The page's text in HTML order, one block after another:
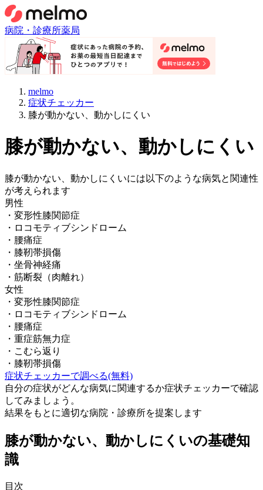
病院・診療所薬局
melmo
症状チェッカー
膝が動かない、動かしにくい
膝が動かない、動かしにくい
膝が動かない、動かしにくいには以下のような病気と関連性
が考えられます
男性
・ 変形性膝関節症
・ ロコモティブシンドローム
・ 腰痛症
・ 膝靭帯損傷
・ 坐骨神経痛
・ 筋断裂（肉離れ）
女性
・ 変形性膝関節症
・ ロコモティブシンドローム
・ 腰痛症
・ 重症筋無力症
・ こむら返り
・ 膝靭帯損傷
症状チェッカーで調べる(無料)
自分の症状がどんな病気に関連するか症状チェッカーで確認
してみましょう。
結果をもとに適切な病院・診療所を提案します
膝が動かない、動かしにくいの基礎知
識
目次